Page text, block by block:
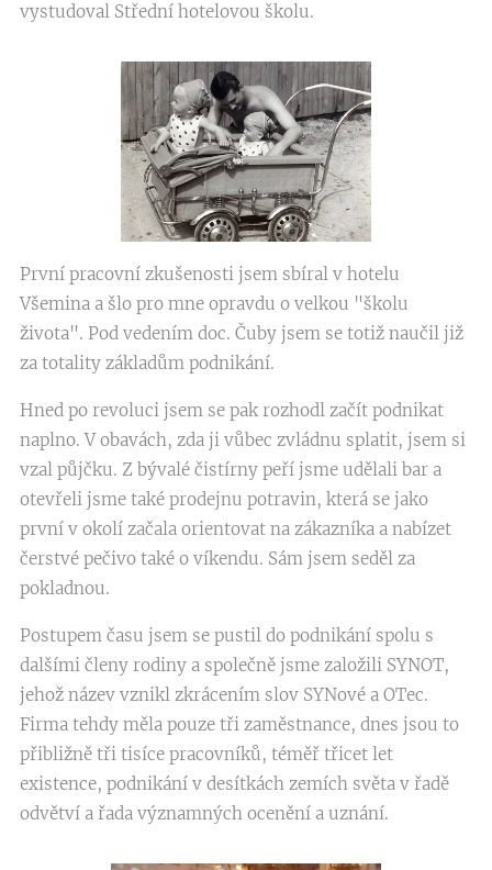
vystudoval Střední hotelovou školu.
První pracovní zkušenosti jsem sbíral v hotelu
Všemina a šlo pro mne opravdu o velkou "školu
života". Pod vedením doc. Čuby jsem se totiž naučil již
za totality základům podnikání.
Hned po revoluci jsem se pak rozhodl začít podnikat
naplno. V obavách, zda ji vůbec zvládnu splatit, jsem si
vzal půjčku. Z bývalé čistírny peří jsme udělali bar a
otevřeli jsme také prodejnu potravin, která se jako
první v okolí začala orientovat na zákazníka a nabízet
čerstvé pečivo také o víkendu. Sám jsem seděl za
pokladnou.
Postupem času jsem se pustil do podnikání spolu s
dalšími členy rodiny a společně jsme založili SYNOT,
jehož název vznikl zkrácením slov SYNové a OTec.
Firma tehdy měla pouze tři zaměstnance, dnes jsou to
přibližně tři tisíce pracovníků, téměř třicet let
existence, podnikání v desítkách zemích světa v řadě
odvětví a řada významných ocenění a uznání.